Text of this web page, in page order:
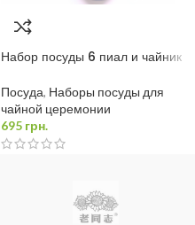
Набор посуды 6 пиал и чайник
Посуда, Наборы посуды для
чайной церемонии
695 грн.